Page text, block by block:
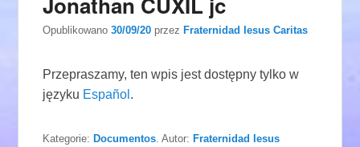
Opublikowano30/09/20 przezFraternidad Iesus Caritas
Przepraszamy, ten wpis jest dostępny tylko w
języku Español .
Kategorie:Documentos . Autor:Fraternidad Iesus